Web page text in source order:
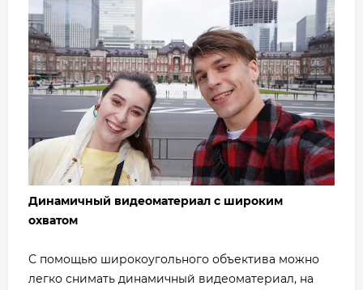
Динамичный видеоматериал с широким
охватом
С помощью широкоугольного объектива можно
легко снимать динамичный видеоматериал, на